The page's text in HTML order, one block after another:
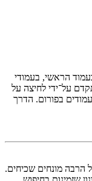
הראשי, בעמודי
על־ידי לחיצה על
בפורום. הדרך
הרבה מונחים שכיחים.